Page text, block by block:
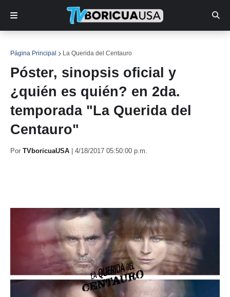
Página Principal La Querida del Centauro
Póster, sinopsis oficial y
¿quién es quién? en 2da.
temporada "La Querida del
Centauro"
Por TVboricuaUSA 4/18/2017 05:50:00 p.m.